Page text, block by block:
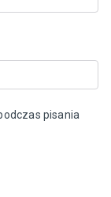
pisania